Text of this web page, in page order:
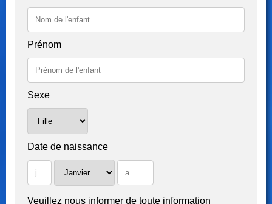
Prénom
Sexe
Date de naissance
Veuillez nous informer de toute information